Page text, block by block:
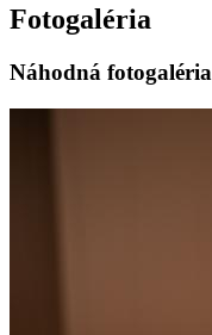
Fotogaléria
Náhodná fotogaléria